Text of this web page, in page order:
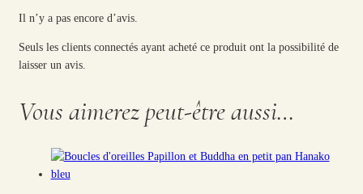
Il n’y a pas encore d’avis.
Seuls les clients connectés ayant acheté ce produit ont la possibilité de
laisser un avis.
Vous aimerez peut-être aussi…